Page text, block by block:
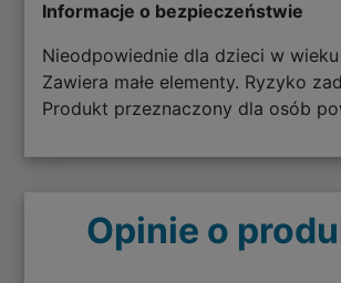
Informacje o bezpieczeństwie
Nieodpowiednie dla dzieci w
Zawiera małe elementy. Ryzyko
Produkt przeznaczony dla osób
Opinie o